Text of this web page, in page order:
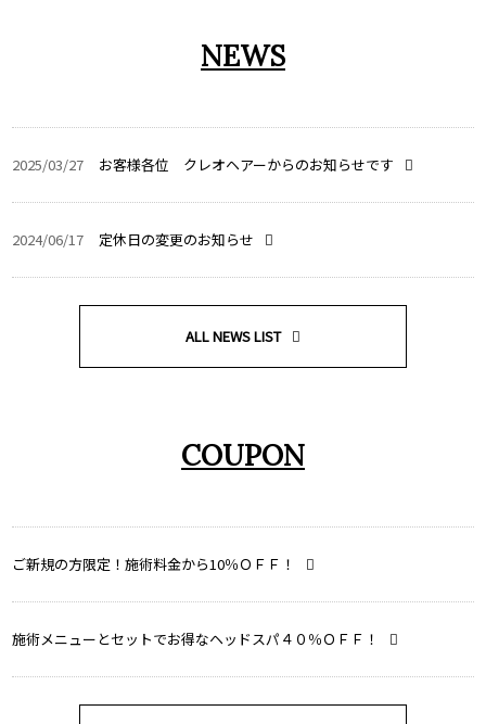
NEWS
2025/03/27 お客様各位 クレオヘアーからのお知らせです
2024/06/17 定休日の変更のお知らせ
ALL NEWS LIST
COUPON
ご新規の方限定！施術料金から10％ＯＦＦ！
施術メニューとセットでお得なヘッドスパ４０％ＯＦＦ！